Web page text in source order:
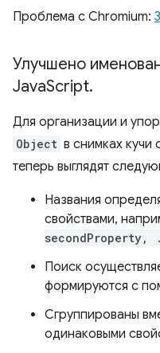
Проблема с Chromium:
Улучшено
JavaScript.
Для организации и
Object в снимках
теперь выглядят
Названия
свойствами,
Поиск
формируются с
Сгруппированы
одинаковыми